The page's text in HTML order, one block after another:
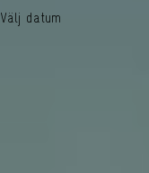
Välj datum